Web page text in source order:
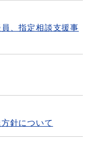
、指定相談支援事
針について